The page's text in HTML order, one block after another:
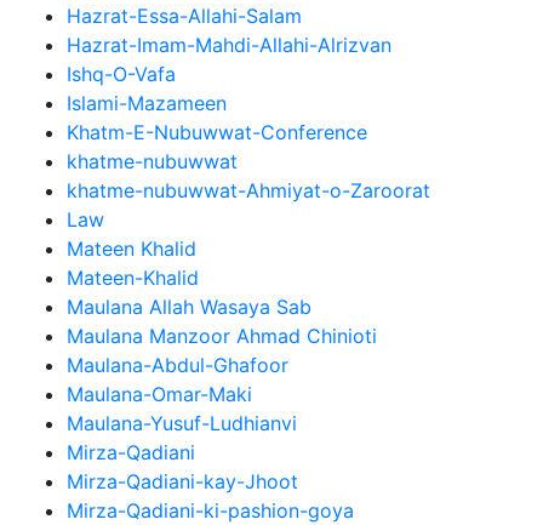
Hazrat-Essa-Allahi-Salam
Hazrat-Imam-Mahdi-Allahi-Alrizvan
Ishq-O-Vafa
Islami-Mazameen
Khatm-E-Nubuwwat-Conference
khatme-nubuwwat
khatme-nubuwwat-Ahmiyat-o-Zaroorat
Law
Mateen Khalid
Mateen-Khalid
Maulana Allah Wasaya Sab
Maulana Manzoor Ahmad Chinioti
Maulana-Abdul-Ghafoor
Maulana-Omar-Maki
Maulana-Yusuf-Ludhianvi
Mirza-Qadiani
Mirza-Qadiani-kay-Jhoot
Mirza-Qadiani-ki-pashion-goya